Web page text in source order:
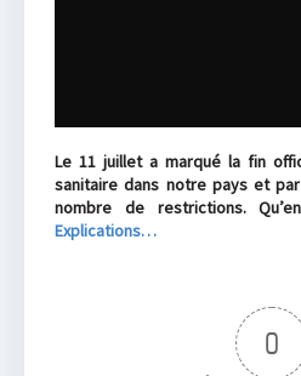
Le 11 juillet a marqué la fin
sanitaire dans notre pays et
nombre de restrictions.
Explications…
0